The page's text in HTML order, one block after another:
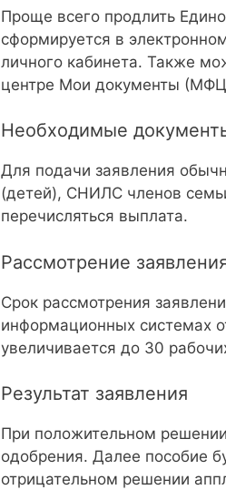
Проще всего продлить
сформируется в
личного кабинета. Также
центре Мои документы
Необходимые
Для подачи заявления
(детей), СНИЛС членов
перечисляться выплата.
Рассмотрение
Срок рассмотрения
информационных системах
увеличивается до 30
Результат заявления
При положительном
одобрения. Далее пособие
отрицательном решении